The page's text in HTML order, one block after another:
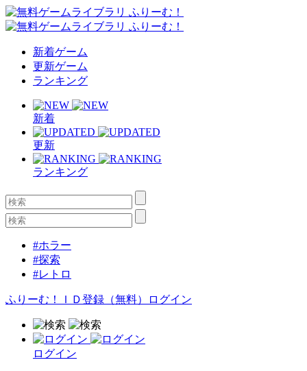
新着ゲーム
更新ゲーム
ランキング
新着
更新
ランキング
#ホラー
#探索
#レトロ
ふりーむ！ＩＤ登録（無料） ログイン
ログイン